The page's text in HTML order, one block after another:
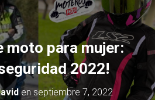
moto para mujer:
2022!
en septiembre 7, 2022